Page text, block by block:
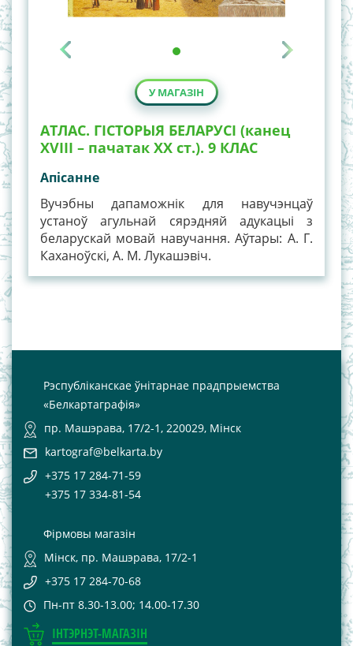
У МАГАЗІН
АТЛАС. ГІСТОРЫЯ БЕЛАРУСІ (канец
ХVIII – пачатак ХХ ст.). 9 КЛАС
Апiсанне
Вучэбны дапаможнік для навучэнцаў
устаноў агульнай сярэдняй адукацыі з
беларускай мовай навучання. Аўтары: А. Г.
Каханоўскі, А. М. Лукашэвіч.
Рэспубліканскае ўнітарнае прадпрыемства
«Белкартаграфія»
пр. Машэрава, 17/2-1, 220029, Мінск
kartograf@belkarta.by
+375 17 284-71-59
+375 17 334-81-54
Фірмовы магазін
Мінск, пр. Машэрава, 17/2-1
+375 17 284-70-68
Пн-пт 8.30-13.00; 14.00-17.30
ІНТЭРНЭТ-МАГАЗІН